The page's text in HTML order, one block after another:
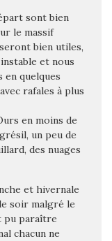
sont bien
le massif
bien utiles,
et nous
en quelques
rafales à plus
en moins de
un peu de
des nuages
et hivernale
soir malgré le
pu paraître
chacun ne